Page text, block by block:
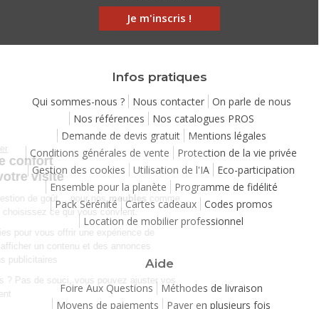
Je m'inscris !
Infos pratiques
Qui sommes-nous ? Nous contacter
On parle de nous
Nos références
Nos catalogues PROS
Demande de devis gratuit
Mentions légales
Conditions générales de vente
Protection de la vie privée
Gestion des cookies
Utilisation de l'IA
Eco-participation
Ensemble pour la planète
Programme de fidélité
Pack Sérénité
Cartes cadeaux
Codes promos
Location de mobilier professionnel
Aide
Foire Aux Questions
Méthodes de livraison
Moyens de paiements
Payer en plusieurs fois
Continuer sans accepter
Chez Matelpro, le confort
commence dès votre visite
Le confort, c'est une question de goût… pour nos
pour nos cookies ! Vous choisissez ce qui vous convient.
Nous utilisons des cookies pour vous offrir une expérience de
navigation moelleuse et afficher un contenu et des annonces
personnalisées à des fins publicitaires
Besoin de changer d’avis ? Pas de souci, vous pouvez ajuster vos
préférences à tout moment